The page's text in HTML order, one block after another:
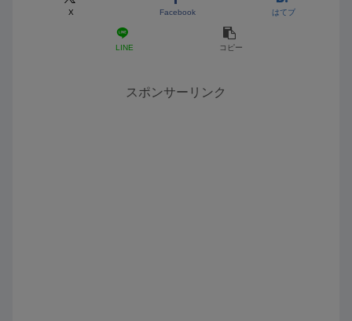
X Facebook はてブ
LINE コピー
スポンサーリンク